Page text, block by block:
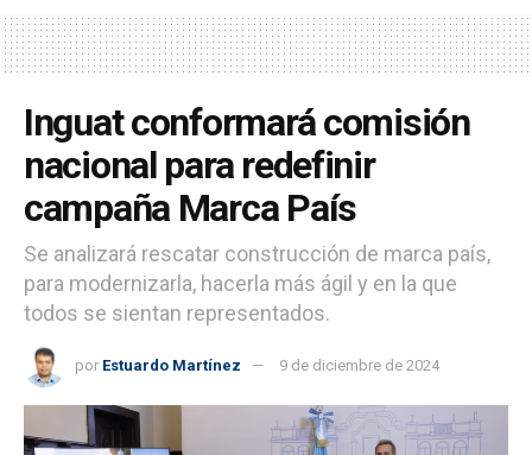
Inguat conformará comisión
nacional para redefinir
campaña Marca País
Se analizará rescatar construcción de marca país,
para modernizarla, hacerla más ágil y en la que
todos se sientan representados.
por Estuardo Martínez 9 de diciembre de 2024